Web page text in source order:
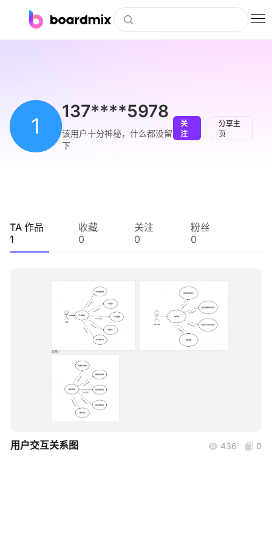
下载
企业服务
知识分享社区
1
137****5978
该用户十分神秘，什么都没留
下
关
注
分享主
页
TA 作品
1
收藏
0
关注
0
粉丝
0
用户交互关系图 436 0